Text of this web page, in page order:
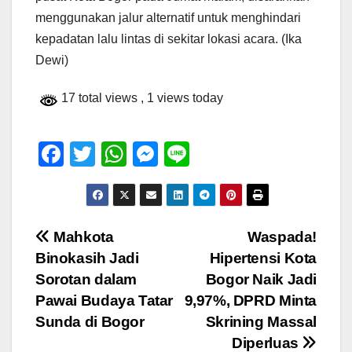
menggunakan jalur alternatif untuk menghindari
kepadatan lalu lintas di sekitar lokasi acara. (Ika
Dewi)
17 total views , 1 views today
F
e
b
o
o
k
T
wi
tt
er
W
h
at
A
p
p
M
e
ss
er
n
e
Navigasi
pos
Waspada!
Hipertensi Kota
Bogor Naik Jadi
9,97%, DPRD Minta
Skrining Massal
Diperluas
Mahkota
Binokasih Jadi
Sorotan dalam
Pawai Budaya Tatar
Sunda di Bogor